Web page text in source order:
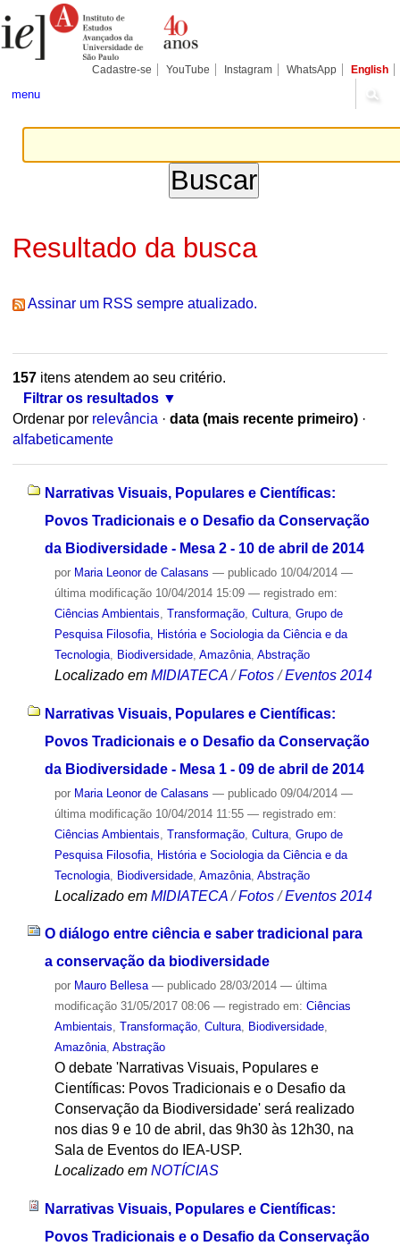
para
conteúdo.
Pessoais
Cadastre-se YouTube Instagram WhatsApp English
menu
Resultado da busca
Assinar um RSS sempre atualizado.
157itens atendem ao seu critério.
Filtrar os resultados
Ordenar por relevância · data (mais recente primeiro) ·
alfabeticamente
Narrativas Visuais, Populares e Científicas:
Povos Tradicionais e o Desafio da Conservação
da Biodiversidade - Mesa 2 - 10 de abril de 2014
por Maria Leonor de Calasans — publicado10/04/2014 —
última modificação10/04/2014 15:09 — registrado em:
Ciências Ambientais Transformação, Cultura, Grupo de
Pesquisa Filosofia, História e Sociologia da Ciência e da
Tecnologia, Biodiversidade, Amazônia, Abstração
Localizado em MIDIATECA /Fotos /Eventos 2014
Narrativas Visuais, Populares e Científicas:
Povos Tradicionais e o Desafio da Conservação
da Biodiversidade - Mesa 1 - 09 de abril de 2014
por Maria Leonor de Calasans — publicado09/04/2014 —
última modificação10/04/2014 11:55 — registrado em:
Ciências Ambientais Transformação, Cultura, Grupo de
Pesquisa Filosofia, História e Sociologia da Ciência e da
Tecnologia, Biodiversidade, Amazônia, Abstração
Localizado em MIDIATECA /Fotos /Eventos 2014
O diálogo entre ciência e saber tradicional para
a conservação da biodiversidade
por Mauro Bellesa — publicado28/03/2014 — última
modificação31/05/2017 08:06 — registrado em: Ciências
Ambientais, Transformação, Cultura, Biodiversidade,
Amazônia, Abstração
O debate 'Narrativas Visuais, Populares e
Científicas: Povos Tradicionais e o Desafio da
Conservação da Biodiversidade' será realizado
nos dias 9 e 10 de abril, das 9h30 às 12h30, na
Sala de Eventos do IEA-USP.
Localizado em NOTÍCIAS
Narrativas Visuais, Populares e Científicas:
Povos Tradicionais e o Desafio da Conservação